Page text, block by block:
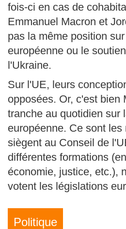
fois-ci en cas de
Emmanuel Macron et
pas la même position
européenne ou le
l'Ukraine.
Sur l'UE, leurs
opposées. Or, c'est bien
tranche au quotidien sur
européenne. Ce sont les
siègent au Conseil de
différentes formations
économie, justice, etc.),
votent les législations
Politique